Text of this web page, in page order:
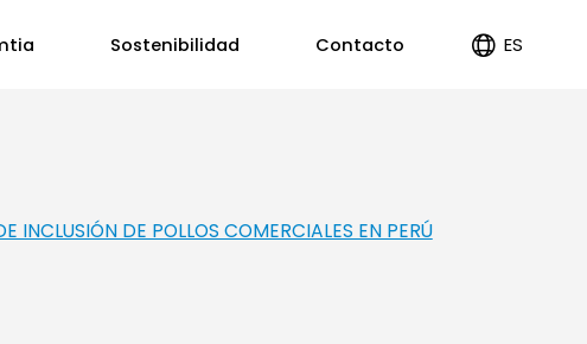
Sostenibilidad Contacto ES
DE POLLOS COMERCIALES EN PERÚ